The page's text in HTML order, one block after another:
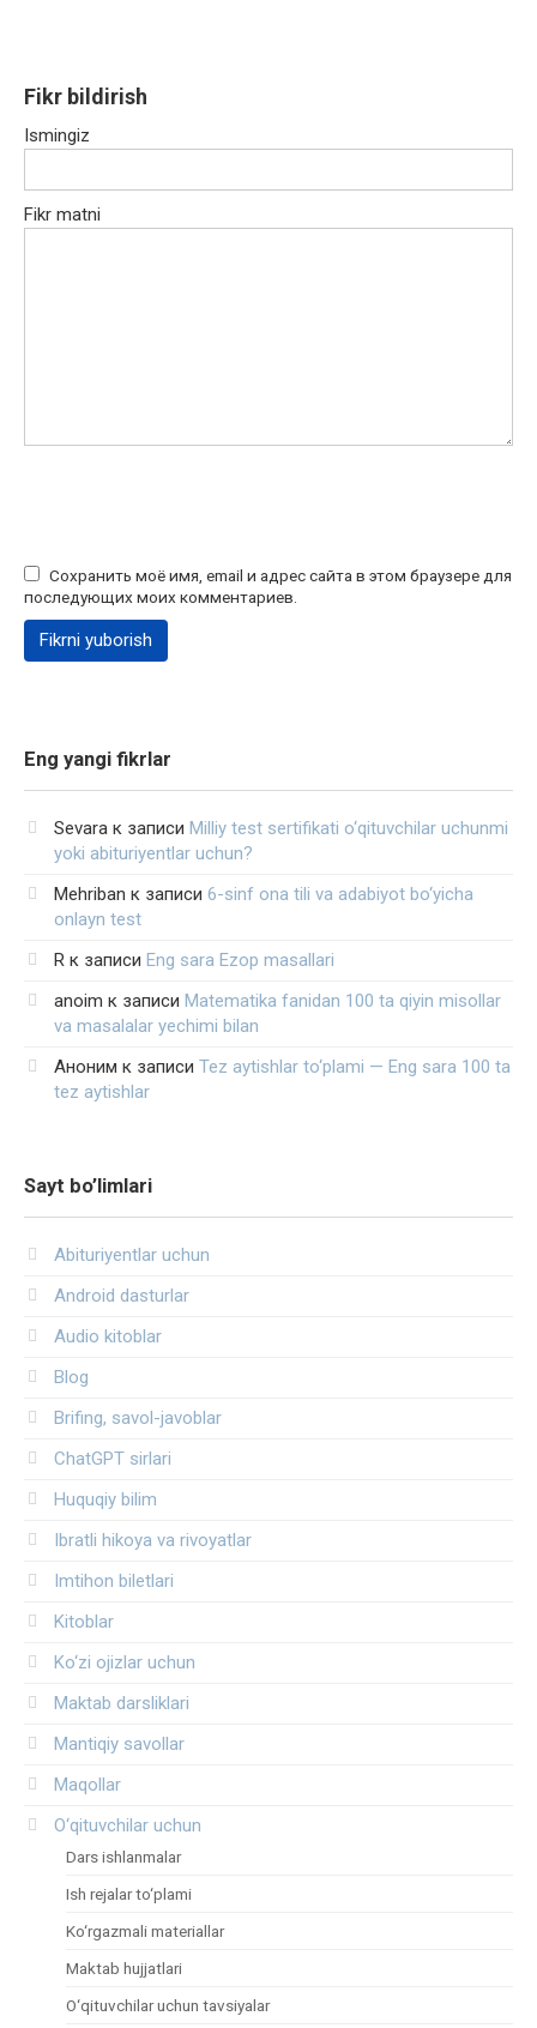
Fikr bildirish
Ismingiz
Fikr matni
Сохранить моё имя, email и адрес сайта в этом браузере для
последующих моих комментариев.
Eng yangi fikrlar
Sevara к записи Milliy test sertifikati o‘qituvchilar uchunmi
yoki abituriyentlar uchun?
Mehriban к записи 6-sinf ona tili va adabiyot bo‘yicha
onlayn test
R к записи Eng sara Ezop masallari
anoim к записи Matematika fanidan 100 ta qiyin misollar
va masalalar yechimi bilan
Аноним к записи Tez aytishlar to‘plami — Eng sara 100 ta
tez aytishlar
Sayt bo’limlari
Abituriyentlar uchun
Android dasturlar
Audio kitoblar
Blog
Brifing, savol-javoblar
ChatGPT sirlari
Huquqiy bilim
Ibratli hikoya va rivoyatlar
Imtihon biletlari
Kitoblar
Ko‘zi ojizlar uchun
Maktab darsliklari
Mantiqiy savollar
Maqollar
O‘qituvchilar uchun
Dars ishlanmalar
Ish rejalar to‘plami
Ko‘rgazmali materiallar
Maktab hujjatlari
O‘qituvchilar uchun tavsiyalar